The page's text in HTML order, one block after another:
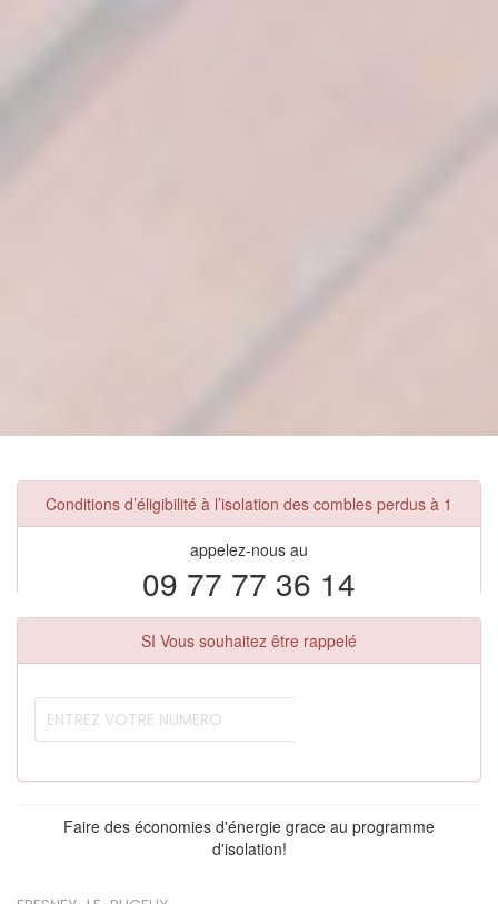
Conditions d’éligibilité à l’isolation des combles perdus à 1
appelez-nous au
09 77 77 36 14
SI Vous souhaitez être rappelé
Faire des économies d'énergie grace au programme
d'isolation!